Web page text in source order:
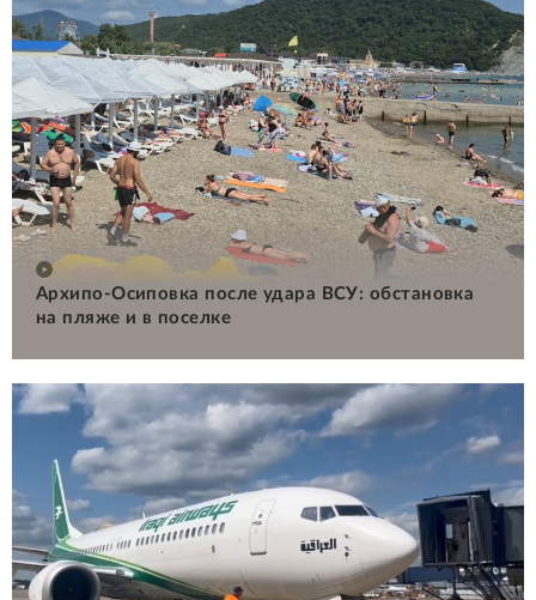
Архипо-Осиповка после удара ВСУ: обстановка
на пляже и в поселке